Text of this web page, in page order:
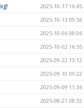
2025-10-17 16:45
2025-10-13 09:56
2025-10-06 08:06
2025-10-02 16:55
2025-09-22 13:12
2025-09-10 09:22
2025-09-09 11:36
2025-08-21 08:32